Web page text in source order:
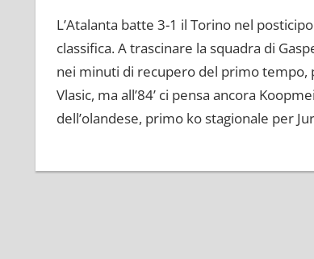
L’Atalanta batte 3-1 il Torino nel
classifica. A trascinare la squadra di
nei minuti di recupero del primo tempo,
Vlasic, ma all’84’ ci pensa ancora
dell’olandese, primo ko stagionale per